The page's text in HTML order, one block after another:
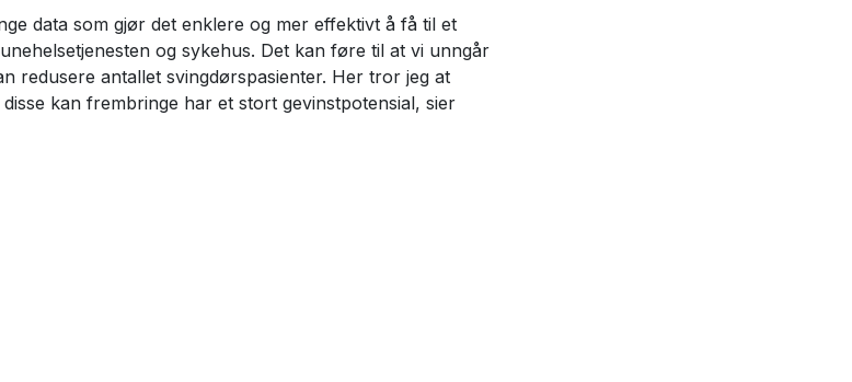
data som gjør det enklere og mer effektivt å få til et
og sykehus. Det kan føre til at vi unngår
redusere antallet svingdørspasienter. Her tror jeg at
kan frembringe har et stort gevinstpotensial, sier